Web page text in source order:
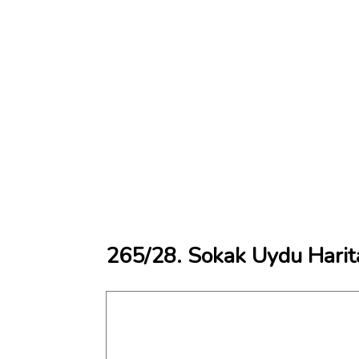
265/28. Sokak Uydu